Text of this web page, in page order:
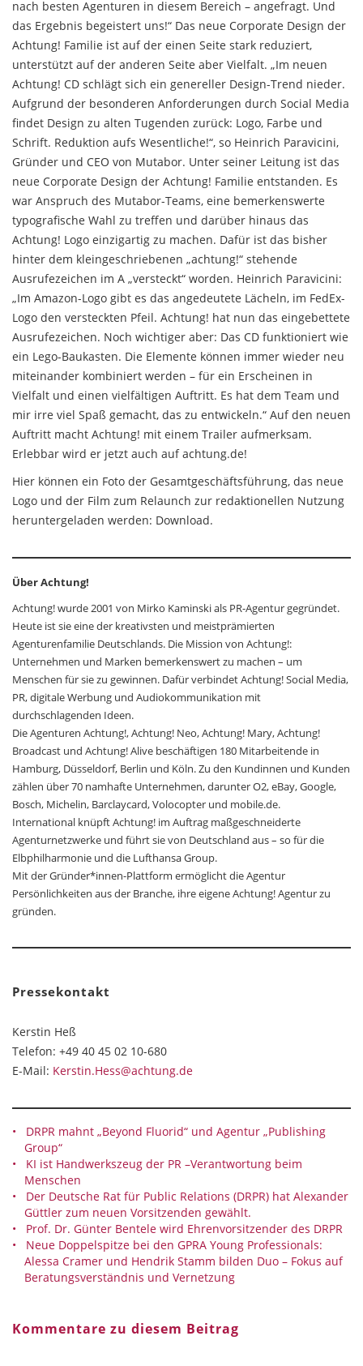
nach besten Agenturen in diesem Bereich – angefragt. Und
das Ergebnis begeistert uns!“ Das neue Corporate Design der
Achtung! Familie ist auf der einen Seite stark reduziert,
unterstützt auf der anderen Seite aber Vielfalt. „Im neuen
Achtung! CD schlägt sich ein genereller Design-Trend nieder.
Aufgrund der besonderen Anforderungen durch Social Media
findet Design zu alten Tugenden zurück: Logo, Farbe und
Schrift. Reduktion aufs Wesentliche!“, so Heinrich Paravicini,
Gründer und CEO von Mutabor. Unter seiner Leitung ist das
neue Corporate Design der Achtung! Familie entstanden. Es
war Anspruch des Mutabor-Teams, eine bemerkenswerte
typografische Wahl zu treffen und darüber hinaus das
Achtung! Logo einzigartig zu machen. Dafür ist das bisher
hinter dem kleingeschriebenen „achtung!“ stehende
Ausrufezeichen im A „versteckt“ worden. Heinrich Paravicini:
„Im Amazon-Logo gibt es das angedeutete Lächeln, im FedEx-
Logo den versteckten Pfeil. Achtung! hat nun das eingebettete
Ausrufezeichen. Noch wichtiger aber: Das CD funktioniert wie
ein Lego-Baukasten. Die Elemente können immer wieder neu
miteinander kombiniert werden – für ein Erscheinen in
Vielfalt und einen vielfältigen Auftritt. Es hat dem Team und
mir irre viel Spaß gemacht, das zu entwickeln.“ Auf den neuen
Auftritt macht Achtung! mit einem Trailer aufmerksam.
Erlebbar wird er jetzt auch auf achtung.de!
Hier können ein Foto der Gesamtgeschäftsführung, das neue
Logo und der Film zum Relaunch zur redaktionellen Nutzung
heruntergeladen werden: Download.
Über Achtung!
Achtung! wurde 2001 von Mirko Kaminski als PR-Agentur gegründet.
Heute ist sie eine der kreativsten und meistprämierten
Agenturenfamilie Deutschlands. Die Mission von Achtung!:
Unternehmen und Marken bemerkenswert zu machen – um
Menschen für sie zu gewinnen. Dafür verbindet Achtung! Social Media,
PR, digitale Werbung und Audiokommunikation mit
durchschlagenden Ideen.
Die Agenturen Achtung!, Achtung! Neo, Achtung! Mary, Achtung!
Broadcast und Achtung! Alive beschäftigen 180 Mitarbeitende in
Hamburg, Düsseldorf, Berlin und Köln. Zu den Kundinnen und Kunden
zählen über 70 namhafte Unternehmen, darunter O2, eBay, Google,
Bosch, Michelin, Barclaycard, Volocopter und mobile.de.
International knüpft Achtung! im Auftrag maßgeschneiderte
Agenturnetzwerke und führt sie von Deutschland aus – so für die
Elbphilharmonie und die Lufthansa Group.
Mit der Gründer*innen-Plattform ermöglicht die Agentur
Persönlichkeiten aus der Branche, ihre eigene Achtung! Agentur zu
gründen.
Pressekontakt
Kerstin Heß
Telefon: +49 40 45 02 10-680
E-Mail: Kerstin.Hess@achtung.de
DRPR mahnt „Beyond Fluorid“ und Agentur „Publishing
Group“
KI ist Handwerkszeug der PR –Verantwortung beim
Menschen
Der Deutsche Rat für Public Relations (DRPR) hat Alexander
Güttler zum neuen Vorsitzenden gewählt.
Prof. Dr. Günter Bentele wird Ehrenvorsitzender des DRPR
Neue Doppelspitze bei den GPRA Young Professionals:
Alessa Cramer und Hendrik Stamm bilden Duo – Fokus auf
Beratungsverständnis und Vernetzung
Kommentare zu diesem Beitrag